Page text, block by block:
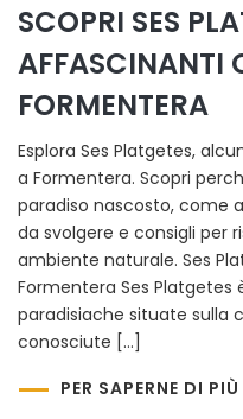
SCOPRI SES
AFFASCINANTI
FORMENTERA
Esplora Ses Platgetes,
a Formentera. Scopri
paradiso nascosto, come
da svolgere e consigli per
ambiente naturale. Ses
Formentera Ses
paradisiache situate sulla
conosciute […]
PER SAPERNE DI PIÙ